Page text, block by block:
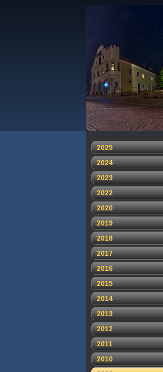
2025
2024
2023
2022
2020
2019
2018
2017
2016
2015
2014
2013
2012
2011
2010